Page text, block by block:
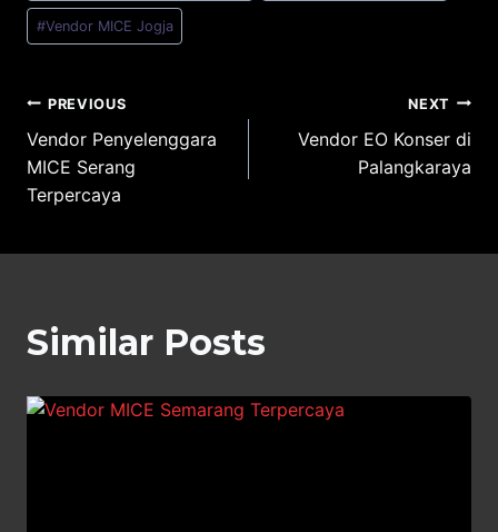
#Vendor MICE Jogja
Post
navigation
PREVIOUS
Vendor Penyelenggara
MICE Serang
Terpercaya
NEXT
Vendor EO Konser di
Palangkaraya
Similar Posts